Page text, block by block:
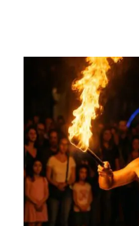
Ingrandisci
immagine